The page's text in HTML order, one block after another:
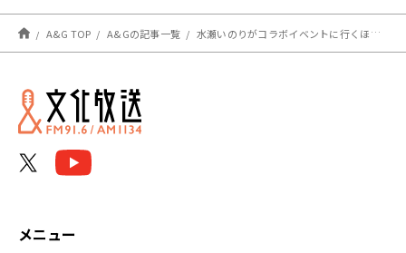
A&G TOP A&Gの記事一覧 水瀬いのりがコラボイベントに行くほど好きだった漫画とは？～1月30日「水瀬いのり MELODY FLAG」
メニュー